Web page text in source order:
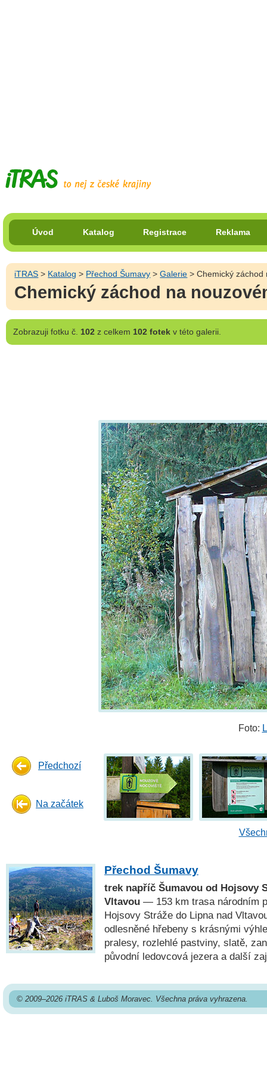
Úvod Katalog Registrace Reklama
iTRAS > Katalog > Přechod Šumavy >Galerie > Chemický záchod
Chemický záchod na
Zobrazujifotku č. 102 z celkem 102 fotekv této galerii.
Foto:
Předchozí
Na začátek
Přechod Šumavy
trek napříč Šumavou od Hojsovy
Vltavou — 153 km trasa národním
Hojsovy Stráže do Lipna nad
odlesněné hřebeny s krásnými
pralesy, rozlehlé pastviny, slatě,
původní ledovcová jezera a další
© 2009–2026 iTRAS & Luboš Moravec. Všechna práva vyhrazena.